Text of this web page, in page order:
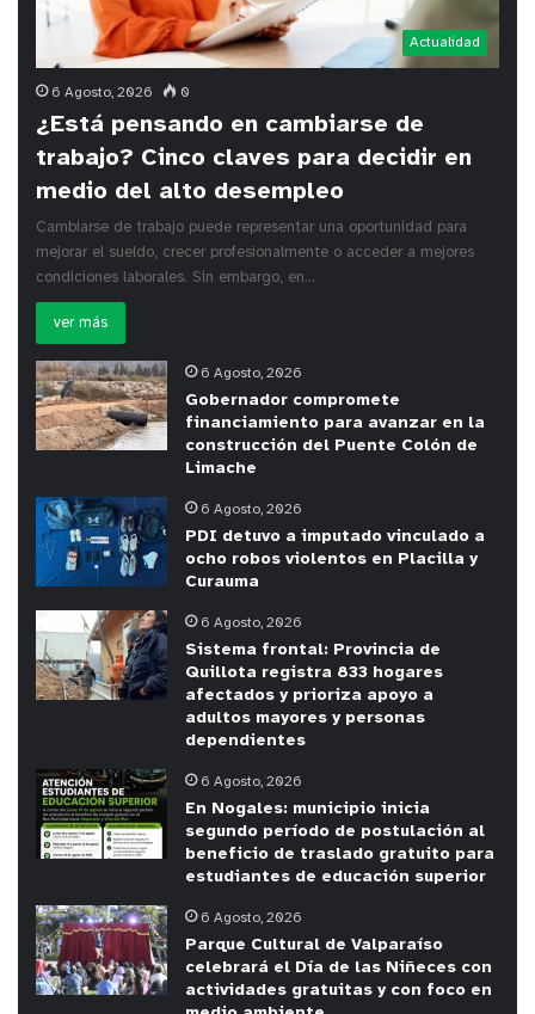
Actualidad
6 Agosto, 2026 0
¿Está pensando en cambiarse de
trabajo? Cinco claves para decidir en
medio del alto desempleo
Cambiarse de trabajo puede representar una oportunidad para
mejorar el sueldo, crecer profesionalmente o acceder a mejores
condiciones laborales. Sin embargo, en…
ver más
6 Agosto, 2026
Gobernador compromete
financiamiento para avanzar en la
construcción del Puente Colón de
Limache
6 Agosto, 2026
PDI detuvo a imputado vinculado a
ocho robos violentos en Placilla y
Curauma
6 Agosto, 2026
Sistema frontal: Provincia de
Quillota registra 833 hogares
afectados y prioriza apoyo a
adultos mayores y personas
dependientes
6 Agosto, 2026
En Nogales: municipio inicia
segundo período de postulación al
beneficio de traslado gratuito para
estudiantes de educación superior
6 Agosto, 2026
Parque Cultural de Valparaíso
celebrará el Día de las Niñeces con
actividades gratuitas y con foco en